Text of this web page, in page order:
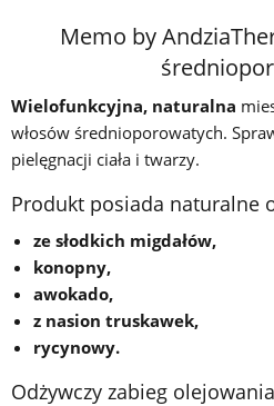
Memo by
Wielofunkcyjna, naturalna
włosów średnioporowatych.
pielęgnacji ciała i twarzy.
Produkt posiada naturalne
ze słodkich migdałów,
konopny,
awokado,
z nasion truskawek,
rycynowy.
Odżywczy zabieg